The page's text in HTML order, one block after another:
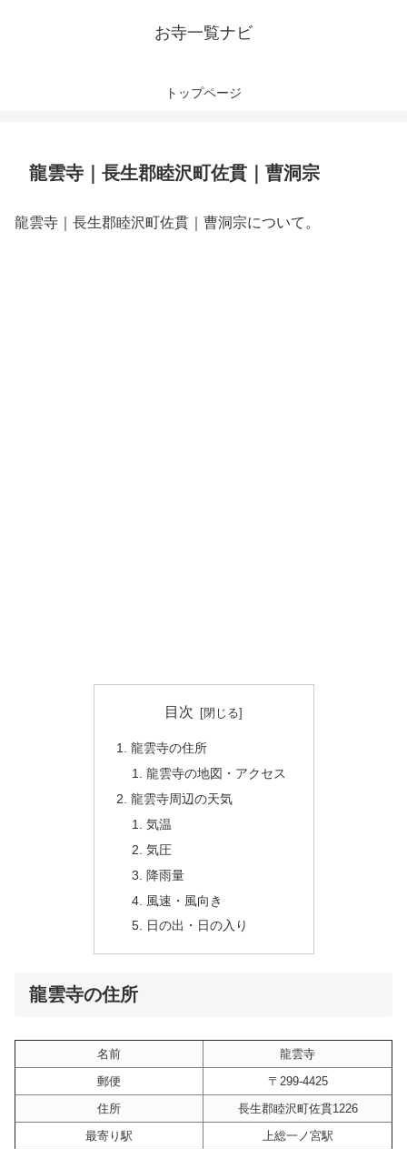
お寺一覧ナビ
トップページ
龍雲寺｜長生郡睦沢町佐貫｜曹洞宗
龍雲寺｜長生郡睦沢町佐貫｜曹洞宗について。
目次
龍雲寺の住所
龍雲寺の地図・アクセス
龍雲寺周辺の天気
気温
気圧
降雨量
風速・風向き
日の出・日の入り
龍雲寺の住所
名前
龍雲寺
郵便
〒299-4425
住所
長生郡睦沢町佐貫1226
最寄り駅
上総一ノ宮駅